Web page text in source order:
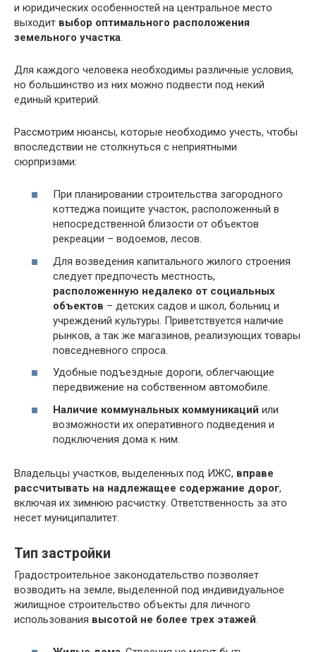
и юридических особенностей на центральное место
выходит выбор оптимального расположения
земельного участка
Для каждого человека необходимы различные условия,
но большинство из них можно подвести под некий
единый критерий.
Рассмотрим нюансы, которые необходимо учесть, чтобы
впоследствии не столкнуться с неприятными
сюрпризами:
При планировании строительства загородного
коттеджа поищите участок, расположенный в
непосредственной близости от объектов
рекреации – водоемов, лесов.
Для возведения капитального жилого строения
следует предпочесть местность,
расположенную недалеко от социальных
объектов – детских садов и школ, больниц и
учреждений культуры. Приветствуется наличие
рынков, а так же магазинов, реализующих товары
повседневного спроса.
Удобные подъездные дороги, облегчающие
передвижение на собственном автомобиле.
Наличие коммунальных коммуникаций или
возможности их оперативного подведения и
подключения дома к ним.
Владельцы участков, выделенных под ИЖС, вправе
рассчитывать на надлежащее содержание дорог,
включая их зимнюю расчистку. Ответственность за это
несет муниципалитет.
Тип застройки
Градостроительное законодательство позволяет
возводить на земле, выделенной под индивидуальное
жилищное строительство объекты для личного
использования высотой не более трех этажей